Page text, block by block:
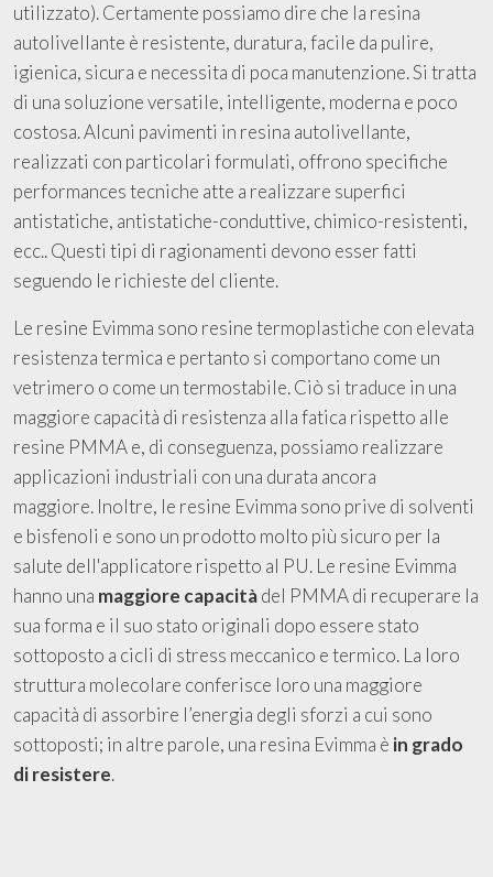
utilizzato). Certamente possiamo dire che la resina
autolivellante è resistente, duratura, facile da pulire,
igienica, sicura e necessita di poca manutenzione. Si tratta
di una soluzione versatile, intelligente, moderna e poco
costosa. Alcuni pavimenti in resina autolivellante,
realizzati con particolari formulati, offrono specifiche
performances tecniche atte a realizzare superfici
antistatiche, antistatiche-conduttive, chimico-resistenti,
ecc.. Questi tipi di ragionamenti devono esser fatti
seguendo le richieste del cliente.
Le resine Evimma sono resine termoplastiche con elevata
resistenza termica e pertanto si comportano come un
vetrimero o come un termostabile. Ciò si traduce in una
maggiore capacità di resistenza alla fatica rispetto alle
resine PMMA e, di conseguenza, possiamo realizzare
applicazioni industriali con una durata ancora
maggiore. Inoltre, le resine Evimma sono prive di solventi
e bisfenoli e sono un prodotto molto più sicuro per la
salute dell'applicatore rispetto al PU. Le resine Evimma
hanno una maggiore capacitàdel PMMA di recuperare la
sua forma e il suo stato originali dopo essere stato
sottoposto a cicli di stress meccanico e termico. La loro
struttura molecolare conferisce loro una maggiore
capacità di assorbire l’energia degli sforzi a cui sono
sottoposti; in altre parole, una resina Evimma è in grado
di resistere.